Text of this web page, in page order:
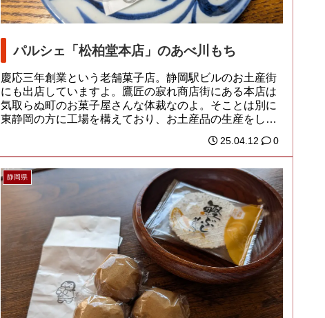
パルシェ「松柏堂本店」のあべ川もち
慶応三年創業という老舗菓子店。静岡駅ビルのお土産街
にも出店していますよ。鷹匠の寂れ商店街にある本店は
気取らぬ町のお菓子屋さんな体裁なのよ。そことは別に
東静岡の方に工場を構えており、お土産品の生産をし
25.04.12 0
静岡県